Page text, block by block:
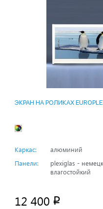
ЭКРАН НА РОЛИКАХ
Каркас:
алюминий
Панели:
plexiglas -
влагостойкий
12 400 p